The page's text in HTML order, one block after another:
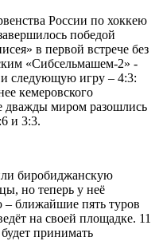
России по хоккею
победой
в первой встрече без
«Сибсельмашем-2» -
следующую игру – 4:3:
кемеровского
дважды миром разошлись
и 3:3.
биробиджанскую
но теперь у неё
ближайшие пять туров
на своей площадке. 11
принимать